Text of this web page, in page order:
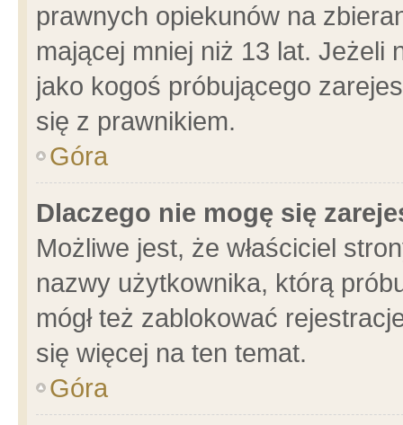
prawnych opiekunów na
mającej mniej niż 13 lat. Jeżeli
jako kogoś próbującego
się z prawnikiem.
Góra
Dlaczego nie mogę się
Możliwe jest, że właściciel
nazwy użytkownika, którą
mógł też zablokować
się więcej na ten temat.
Góra